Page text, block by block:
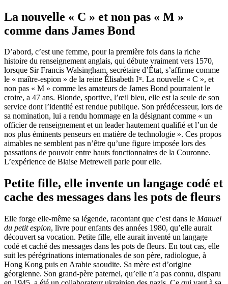
La nouvelle « C » et non pas « M »
comme dans James Bond
D’abord, c’est une femme, pour la première fois dans la riche
histoire du renseignement anglais, qui débute vraiment vers 1570,
lorsque Sir Francis Walsingham, secrétaire d’État, s’affirme comme
le « maître-espion » de la reine Élisabeth Iʳᵉ. La nouvelle « C », et
non pas « M » comme les amateurs de James Bond pourraient le
croire, a 47 ans. Blonde, sportive, l’œil bleu, elle est la seule de son
service dont l’identité est rendue publique. Son prédécesseur, lors de
sa nomination, lui a rendu hommage en la désignant comme « un
officier de renseignement et un leader hautement qualifié et l’un de
nos plus éminents penseurs en matière de technologie ». Ces propos
aimables ne semblent pas n’être qu’une figure imposée lors des
passations de pouvoir entre hauts fonctionnaires de la Couronne.
L’expérience de Blaise Metreweli parle pour elle.
Petite fille, elle invente un langage codé et
cache des messages dans les pots de fleurs
Elle forge elle-même sa légende, racontant que c’est dans le Manuel
du petit espion, livre pour enfants des années 1980, qu’elle aurait
découvert sa vocation. Petite fille, elle aurait inventé un langage
codé et caché des messages dans les pots de fleurs. En tout cas, elle
suit les pérégrinations internationales de son père, radiologue, à
Hong Kong puis en Arabie saoudite. Sa mère est d’origine
géorgienne. Son grand-père paternel, qu’elle n’a pas connu, disparu